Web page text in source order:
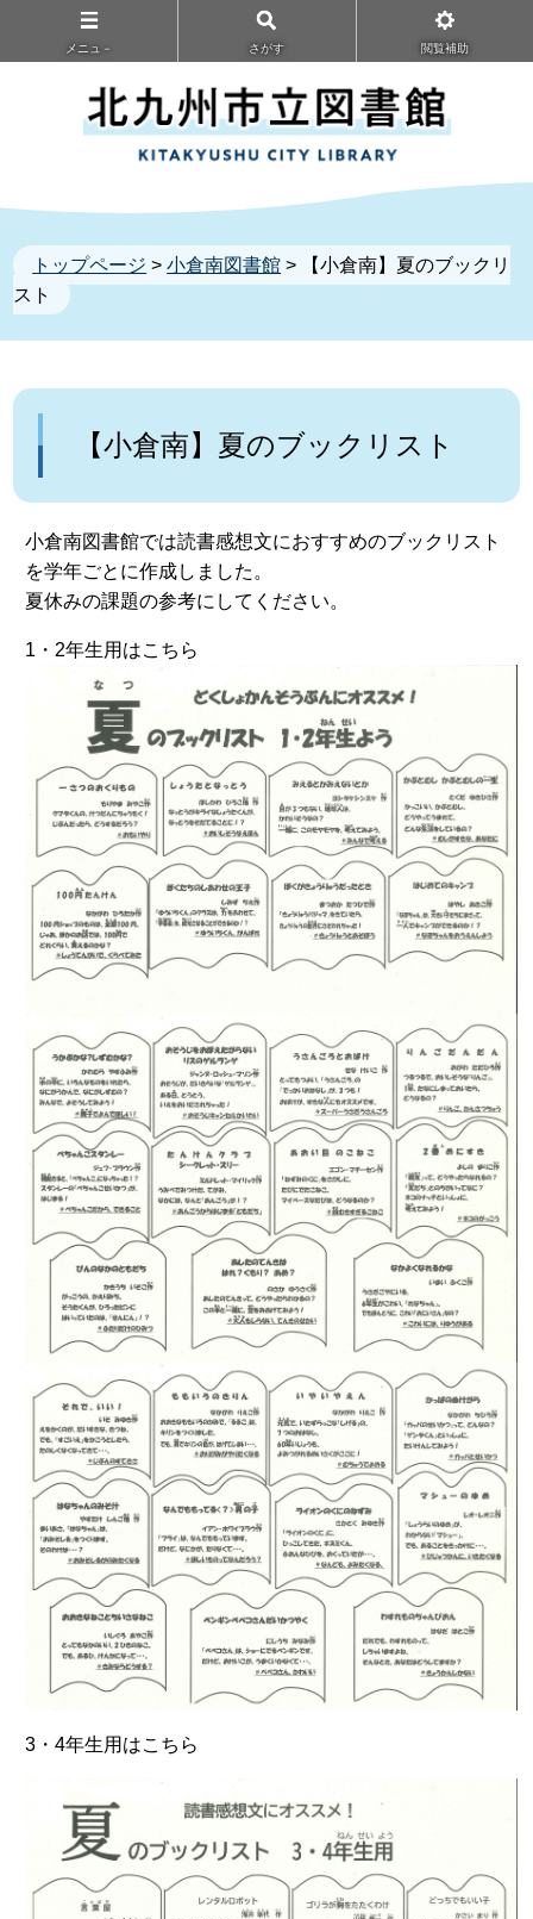
メニュ－ さがす 閲覧補助
トップページ >小倉南図書館 > 【小倉南】夏のブックリ
スト
【小倉南】夏のブックリスト
小倉南図書館では読書感想文におすすめのブックリスト
を学年ごとに作成しました。
夏休みの課題の参考にしてください。
1・2年生用はこちら
3・4年生用はこちら